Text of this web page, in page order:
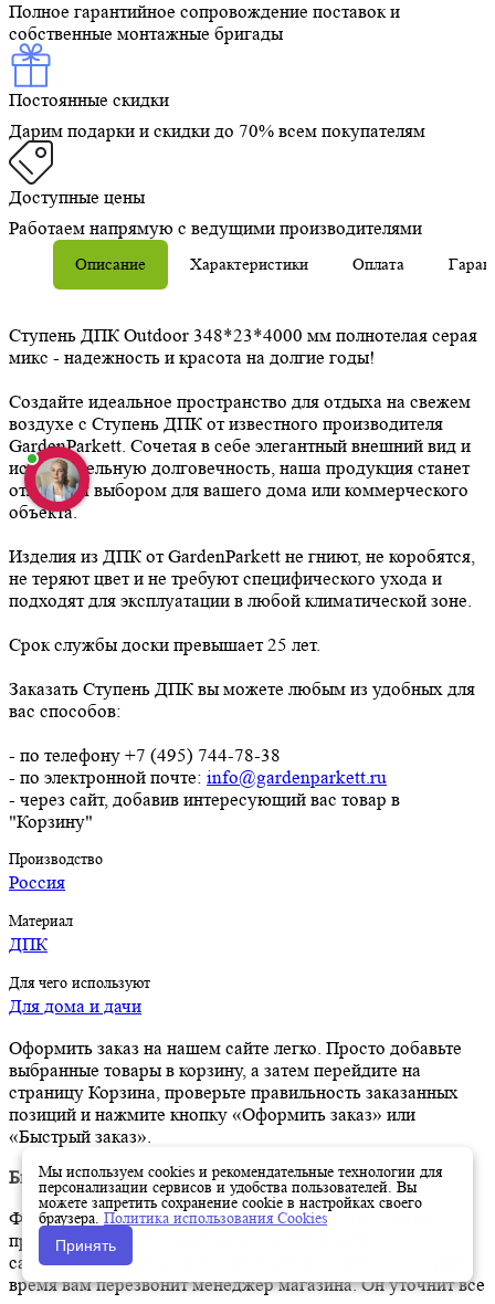
Полное гарантийное сопровождение поставок и
собственные монтажные бригады
Постоянные скидки
Дарим подарки и скидки до 70% всем покупателям
Доступные цены
Работаем напрямую с ведущими производителями
Описание Характеристики Оплата
Ступень ДПК Outdoor 348*23*4000 мм полнотелая серая
микс - надежность и красота на долгие годы!
Создайте идеальное пространство для отдыха на свежем
воздухе с Ступень ДПК от известного производителя
GardenParkett. Сочетая в себе элегантный внешний вид и
исключительную долговечность, наша продукция станет
отличным выбором для вашего дома или коммерческого
объекта.
Изделия из ДПК от GardenParkett не гниют, не коробятся,
не теряют цвет и не требуют специфического ухода и
подходят для эксплуатации в любой климатической зоне.
Срок службы доски превышает 25 лет.
Заказать Ступень ДПК вы можете любым из удобных для
вас способов:
- по телефону +7 (495) 744-78-38
- по электронной почте: info@gardenparkett.ru
- через сайт, добавив интересующий вас товар в
"Корзину"
Производство
Россия
Материал
ДПК
Для чего используют
Для дома и дачи
Оформить заказ на нашем сайте легко. Просто добавьте
выбранные товары в корзину, а затем перейдите на
страницу Корзина, проверьте правильность заказанных
позиций и нажмите кнопку «Оформить заказ» или
«Быстрый заказ».
Быстрый заказ
Функция «Быстрый заказ» позволяет покупателю не
проходить всю процедуру оформления заказа
самостоятельно. Вы заполняете форму, и через короткое
время вам перезвонит менеджер магазина. Он уточнит все
Мы используем cookies и рекомендательные технологии для
персонализации сервисов и удобства пользователей. Вы
можете запретить сохранение cookie в настройках своего
браузера. Политика использования Cookies
Принять